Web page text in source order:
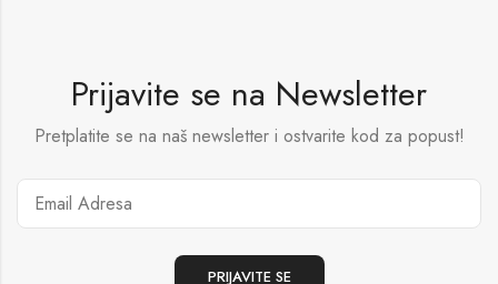
Prijavite se na Newsletter
Pretplatite se na naš newsletter i ostvarite kod za popust!